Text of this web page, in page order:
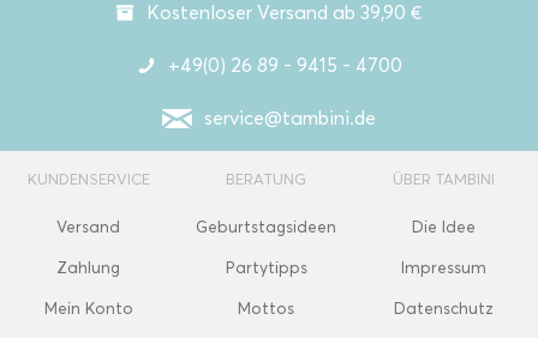
Kostenloser Versand ab 39,90 €
+49(0) 26 89 - 9415 - 4700
service@tambini.de
KUNDENSERVICE
Versand
Zahlung
Mein Konto
BERATUNG
Geburtstagsideen
Partytipps
Mottos
ÜBER TAMBINI
Die Idee
Impressum
Datenschutz